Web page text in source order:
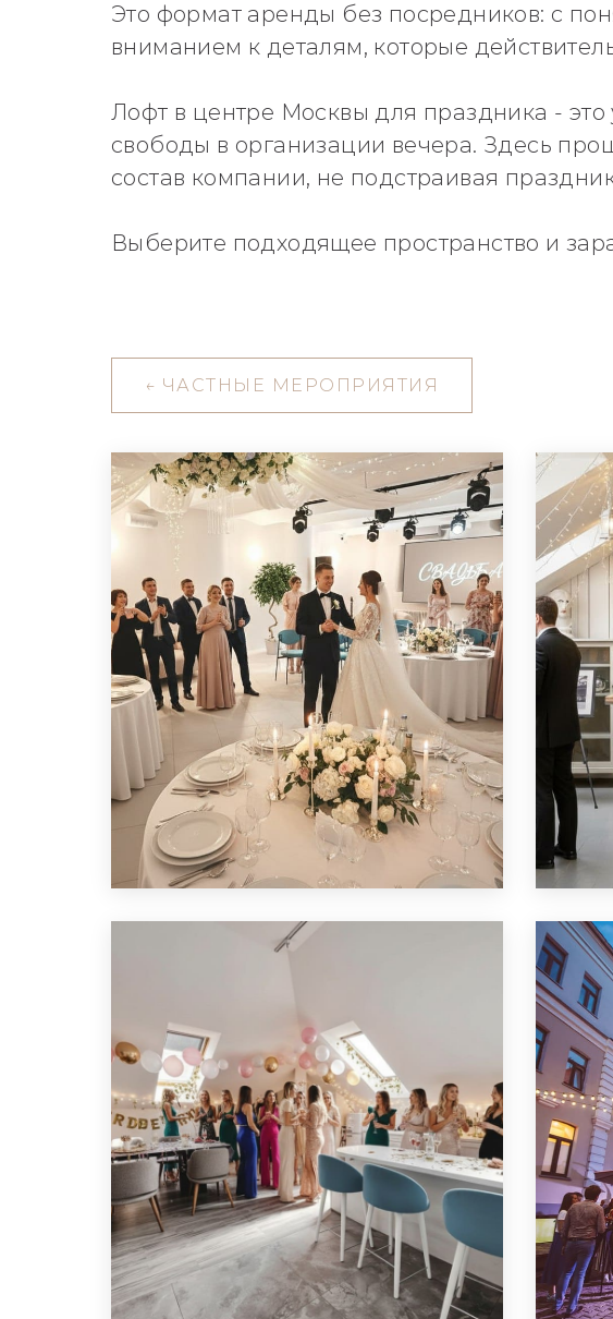
Это формат аренды без посредников: с
вниманием к деталям, которые
Лофт в центре Москвы для праздника -
свободы в организации вечера. Здесь
состав компании, не подстраивая
Выберите подходящее пространство и
← ЧАСТНЫЕ МЕРОПРИЯТИЯ
ЛОФТ ДЛЯ СВАДЬБЫ